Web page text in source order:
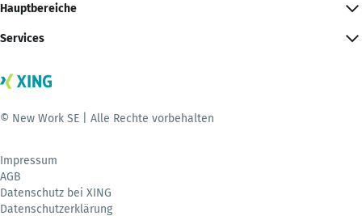
Hauptbereiche
Services
© New Work SE | Alle Rechte vorbehalten
Impressum
AGB
Datenschutz bei XING
Datenschutzerklärung